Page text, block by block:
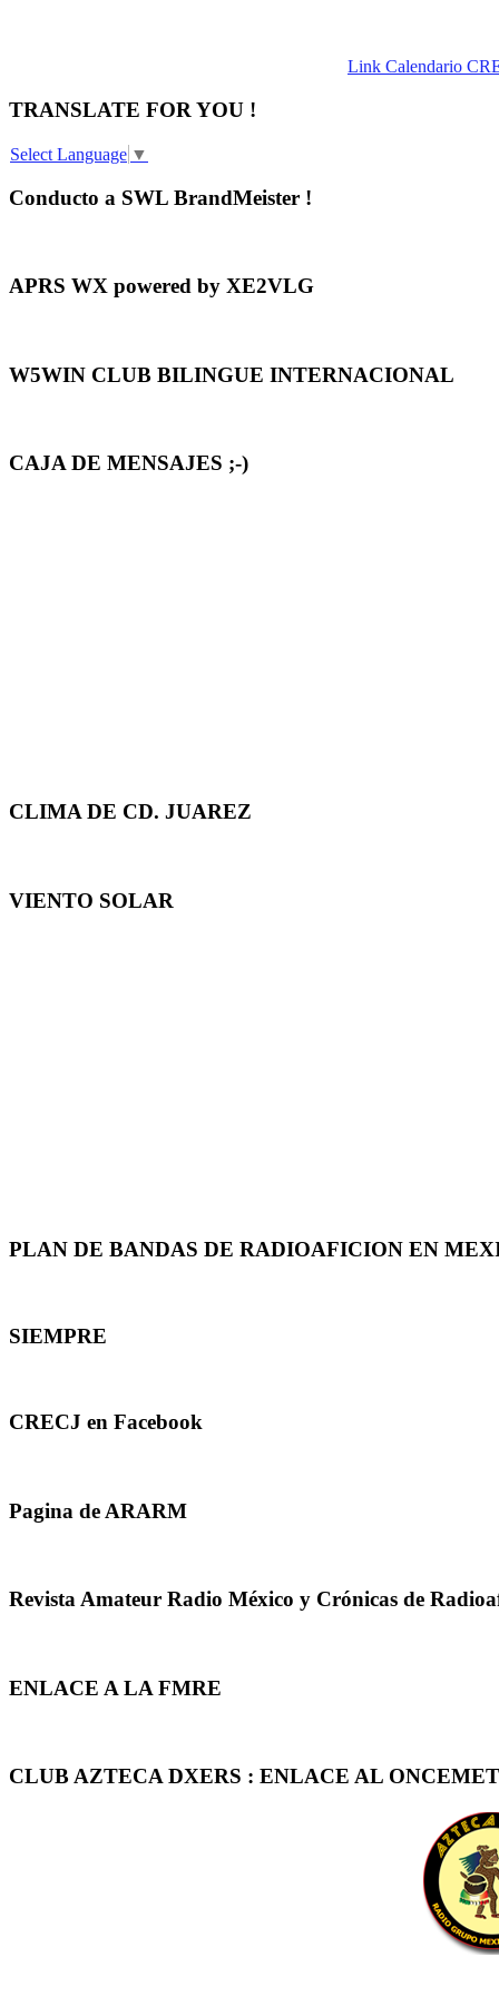
Link Calendario
TRANSLATE FOR YOU !
Select Language ▼
Conducto a SWL BrandMeister !
APRS WX powered by XE2VLG
W5WIN CLUB BILINGUE INTERNACIONAL
CAJA DE MENSAJES ;-)
CLIMA DE CD. JUAREZ
VIENTO SOLAR
PLAN DE BANDAS DE RADIOAFICION EN
SIEMPRE
CRECJ en Facebook
Pagina de ARARM
Revista Amateur Radio México y Crónicas de
ENLACE A LA FMRE
CLUB AZTECA DXERS : ENLACE AL